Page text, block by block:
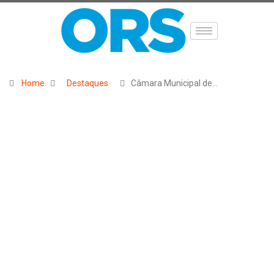
Home Destaques Câmara Municipal de…